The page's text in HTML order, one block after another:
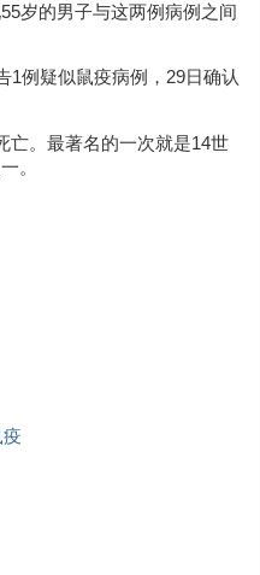
岁的男子与这两例病例之间
1例疑似鼠疫病例，29日确认
亡。最著名的一次就是14世
。
疫